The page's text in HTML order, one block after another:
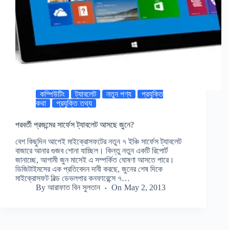
কম্পিউটিং ট্যাবলেট নতুন পণ্য
প্রযুক্তি
কথা
প্রযুক্তি তথ্য
পরবর্তী প্রজন্মের সার্ফেস ট্যাবলেট আসছে জুনে?
বেশ কিছুদিন আগেই মাইক্রোসফটের নতুন ৭ ইঞ্চি সার্ফেস ট্যাবলেট
বাজারে আনার গুজব শোনা যাচ্ছিল। কিন্তু নতুন একটি রিপোর্ট
জানাচ্ছে, আগামী জুন মাসেই এ সম্পর্কিত ঘোষণা আসতে পারে।
ডিজিটাইমসের এক প্রতিবেদন দাবী করছে, জুনের শেষ দিকে
মাইক্রোসফট বিল্ড ডেভলপার কনফারেন্সে ৭…
By আরাফাত বিন সুলতান On May 2, 2013